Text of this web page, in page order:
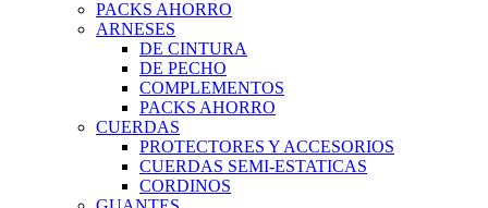
PACKS AHORRO
ARNESES
DE CINTURA
DE PECHO
COMPLEMENTOS
PACKS AHORRO
CUERDAS
PROTECTORES Y ACCESORIOS
CUERDAS SEMI-ESTATICAS
CORDINOS